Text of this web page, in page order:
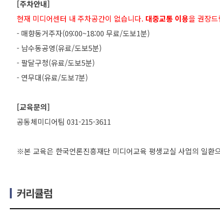
[주차안내]
현재 미디어센터 내 주차공간이 없습니다. 대중교통 이용을 권장
- 매향동거주자(09:00~18:00 무료/도보1분)
- 남수동공영(유료/도보5분)
- 팔달구청(유료/도보5분)
- 연무대(유료/도보7분)
[교육문의]
공동체미디어팀 031-215-3611
커리큘럼